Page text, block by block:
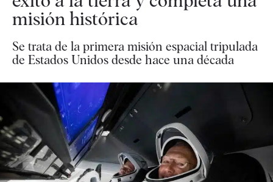
misión histórica
Se trata de la primera misión espacial tripulada
de Estados Unidos desde hace una década